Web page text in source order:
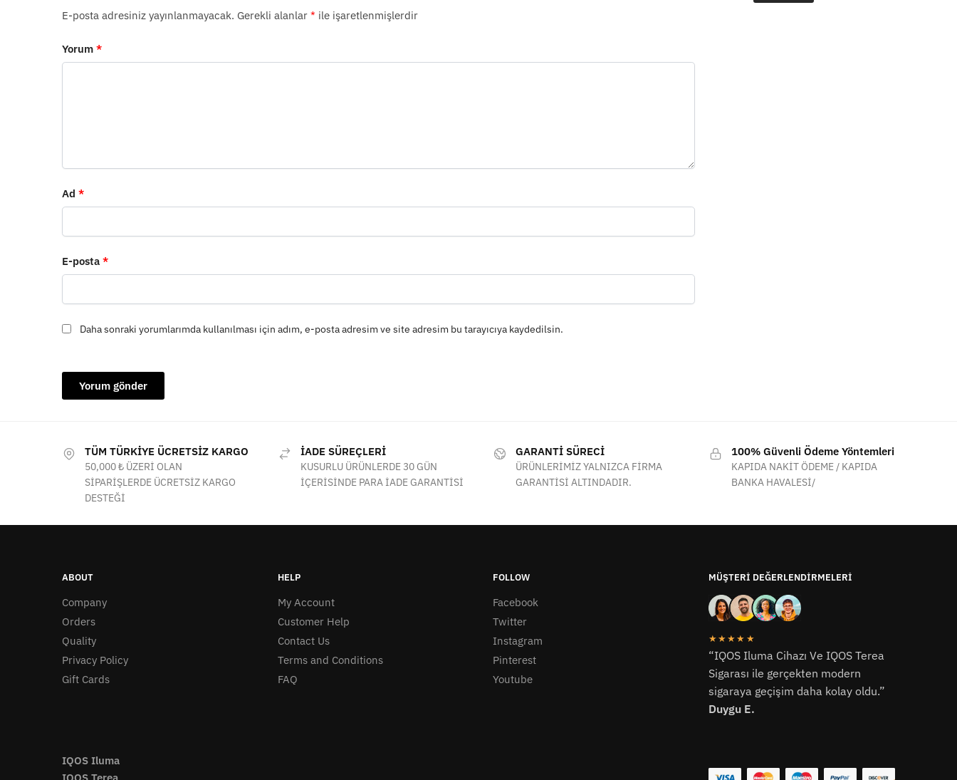
E-posta adresiniz yayınlanmayacak. Gerekli alanlar * ile işaretlenmişlerdir
Yorum *
Ad *
E-posta *
Daha sonraki yorumlarımda kullanılması için adım, e-posta adresim ve site adresim bu tarayıcıya kaydedilsin.
TÜM TÜRKİYE ÜCRETSİZ KARGO
50,000 ₺ ÜZERİ OLAN
SİPARİŞLERDE ÜCRETSİZ KARGO
DESTEĞİ
İADE SÜREÇLERİ
KUSURLU ÜRÜNLERDE 30 GÜN
İÇERİSİNDE PARA İADE GARANTİSİ
GARANTİ SÜRECİ
ÜRÜNLERİMİZ YALNIZCA FİRMA
GARANTİSİ ALTINDADIR.
100% Güvenli Ödeme Yöntemleri
KAPIDA NAKİT ÖDEME / KAPIDA
BANKA HAVALESİ/
ABOUT
Company
Orders
Quality
Privacy Policy
Gift Cards
HELP
My Account
Customer Help
Contact Us
Terms and Conditions
FAQ
FOLLOW
Facebook
Twitter
Instagram
Pinterest
Youtube
MÜŞTERI DEĞERLENDIRMELERI
★★★★★
“IQOS Iluma Cihazı Ve IQOS Terea
Sigarası ile gerçekten modern
sigaraya geçişim daha kolay oldu.”
Duygu E.
IQOS Iluma